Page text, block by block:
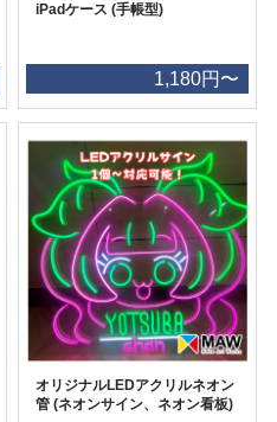
iPadケース (手帳型)
1,180円〜
オリジナルLEDアクリルネオン
管 (ネオンサイン、ネオン看板)